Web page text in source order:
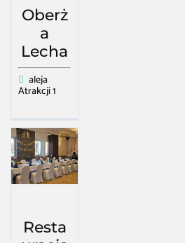
Oberż
a
Lecha
aleja
Atrakcji 1
Resta